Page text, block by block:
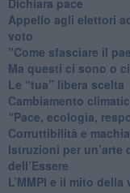
​Appello agli elettori
voto
"Come sfasciare il
​Ma questi ci sono o
​Le “tua” libera scelta
Cambiamento
“Pace, ecologia,
​Corruttibilità e
Istruzioni per un’arte
dell’Essere
​L’MMPI e il mito